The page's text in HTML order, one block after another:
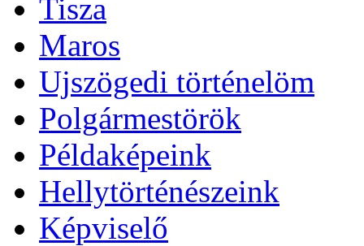
Tisza
Maros
Ujszögedi történelöm
Polgármestörök
Példaképeink
Hellytörténészeink
Képviselő